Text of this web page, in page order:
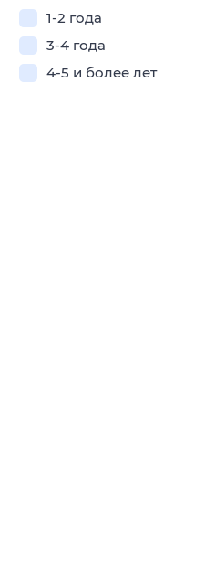
1-2 года
3-4 года
4-5 и более лет